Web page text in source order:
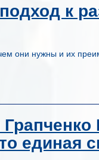
к
они нужны и их
единая